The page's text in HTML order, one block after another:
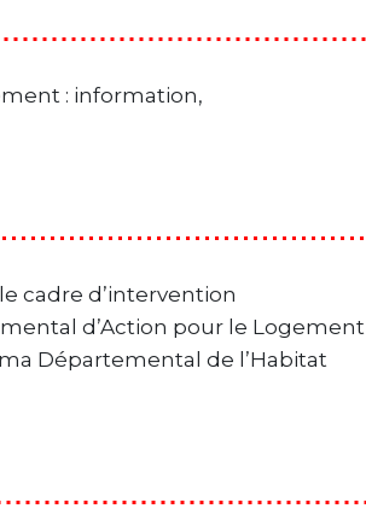
: information,
cadre d’intervention
d’Action pour le Logement
Départemental de l’Habitat